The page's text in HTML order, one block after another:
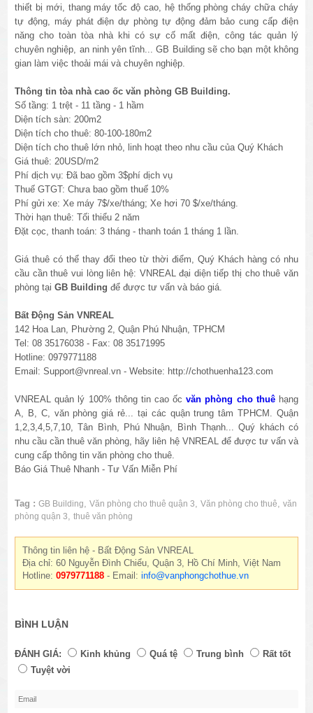
thiết bị mới, thang máy tốc độ cao, hệ thống phòng cháy chữa cháy
tự động, máy phát điện dự phòng tự động đảm bảo cung cấp điện
năng cho toàn tòa nhà khi có sự cố mất điện, công tác quản lý
chuyên nghiệp, an ninh yên tĩnh... GB Building sẽ cho bạn một không
gian làm việc thoải mái và chuyên nghiệp.
Thông tin tòa nhà cao ốc văn phòng GB Building.
Số tầng: 1 trệt - 11 tầng - 1 hầm
Diện tích sàn: 200m2
Diện tích cho thuê: 80-100-180m2
Diện tích cho thuê lớn nhỏ, linh hoạt theo nhu cầu của Quý Khách
Giá thuê: 20USD/m2
Phí dịch vụ: Đã bao gồm 3$phí dịch vụ
Thuế GTGT: Chưa bao gồm thuế 10%
Phí gửi xe: Xe máy 7$/xe/tháng; Xe hơi 70 $/xe/tháng.
Thời hạn thuê: Tối thiểu 2 năm
Đặt cọc, thanh toán: 3 tháng - thanh toán 1 tháng 1 lần.
Giá thuê có thể thay đổi theo từ thời điểm, Quý Khách hàng có nhu
cầu cần thuê vui lòng liên hệ: VNREAL đại diện tiếp thị cho thuê văn
phòng tạiGB Buildingđể được tư vấn và báo giá.
Bất Động Sản VNREAL
142 Hoa Lan, Phường 2, Quận Phú Nhuận, TPHCM
Tel: 08 35176038 - Fax: 08 35171995
Hotline: 0979771188
Email: Support@vnreal.vn - Website: http://chothuenha123.com
VNREAL quản lý 100% thông tin cao ốcvăn phòng cho thuê hạng
A, B, C, văn phòng giá rẻ... tại các quận trung tâm TPHCM. Quận
1,2,3,4,5,7,10, Tân Bình, Phú Nhuận, Bình Thạnh... Quý khách có
nhu cầu cần thuê văn phòng, hãy liên hệ VNREAL để được tư vấn và
cung cấp thông tin văn phòng cho thuê.
Báo Giá Thuê Nhanh - Tư Vấn Miễn Phí
Tag : GB Building,Văn phòng cho thuê quận 3,Văn phòng cho thuê,văn
phòng quận 3,thuê văn phòng
Thông tin liên hệ - Bất Động Sản VNREAL
Địa chỉ: 60 Nguyễn Đình Chiểu, Quận 3, Hồ Chí Minh, Việt Nam
Hotline:0979771188 - Email:info@vanphongchothue.vn
BÌNH LUẬN
ĐÁNH GIÁ: Kinh khủng Quá tệ Trung bình
Rất tốt
Tuyệt vời